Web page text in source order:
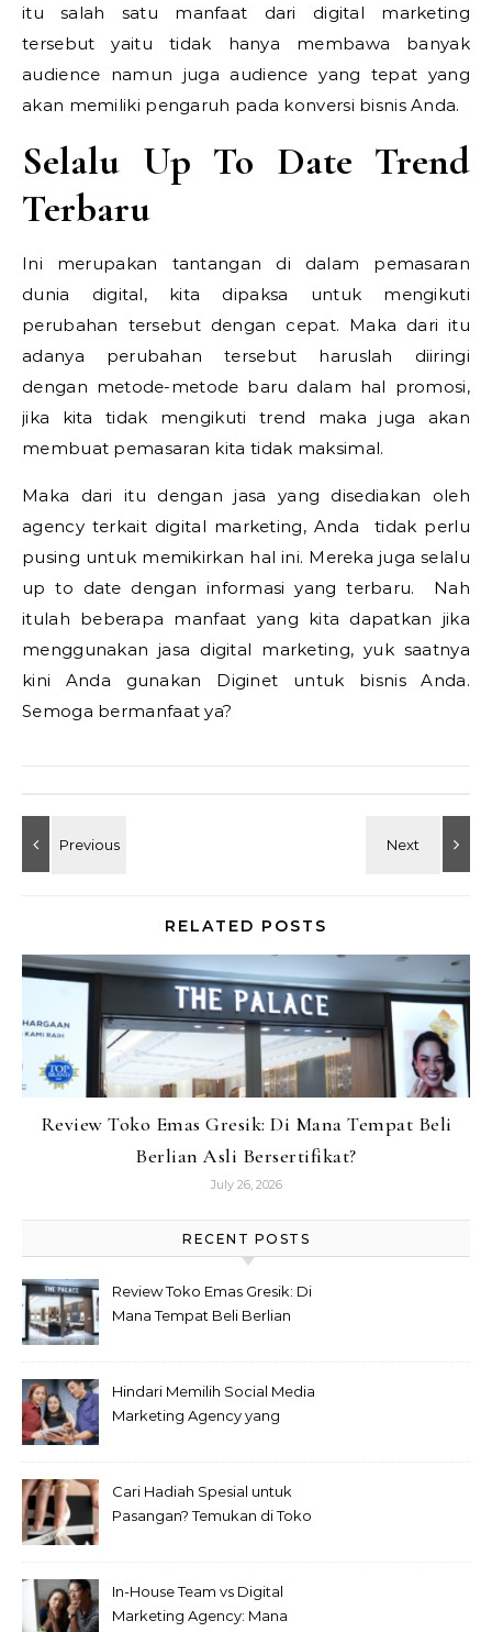
itu salah satu manfaat dari digital marketing
tersebut yaitu tidak hanya membawa banyak
audience namun juga audience yang tepat yang
akan memiliki pengaruh pada konversi bisnis Anda.
Selalu Up To Date Trend
Terbaru
Ini merupakan tantangan di dalam pemasaran
dunia digital, kita dipaksa untuk mengikuti
perubahan tersebut dengan cepat. Maka dari itu
adanya perubahan tersebut haruslah diiringi
dengan metode-metode baru dalam hal promosi,
jika kita tidak mengikuti trend maka juga akan
membuat pemasaran kita tidak maksimal.
Maka dari itu dengan jasa yang disediakan oleh
agency terkait digital marketing, Anda tidak perlu
pusing untuk memikirkan hal ini. Mereka juga selalu
up to date dengan informasi yang terbaru. Nah
itulah beberapa manfaat yang kita dapatkan jika
menggunakan jasa digital marketing, yuk saatnya
kini Anda gunakan Diginet untuk bisnis Anda.
Semoga bermanfaat ya?
RELATED POSTS
Review Toko Emas Gresik: Di Mana Tempat Beli
Berlian Asli Bersertifikat?
July 26, 2026
RECENT POSTS
Review Toko Emas Gresik: Di
Mana Tempat Beli Berlian
Hindari Memilih Social Media
Marketing Agency yang
Cari Hadiah Spesial untuk
Pasangan? Temukan di Toko
In-House Team vs Digital
Marketing Agency: Mana